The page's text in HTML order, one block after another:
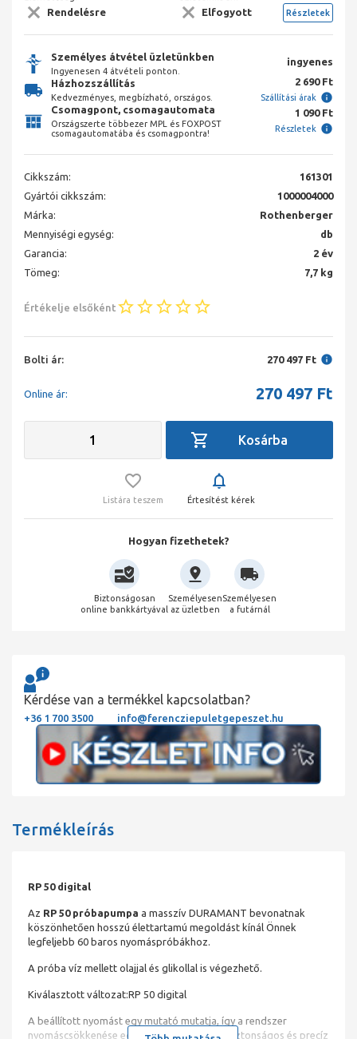
Rendelésre Elfogyott Részletek
Személyes átvétel üzletünkben
Ingyenesen 4 átvételi ponton.
ingyenes
Házhozszállítás
Kedvezményes, megbízható, országos.
2 690 Ft
Szállítási árak
Csomagpont, csomagautomata
Országszerte többezer MPL és FOXPOST
csomagautomatába és csomagpontra!
1 090 Ft
Részletek
Cikkszám:
161301
Gyártói cikkszám:
1000004000
Márka:
Rothenberger
Mennyiségi egység:
db
Garancia:
2 év
Tömeg:
7,7 kg
Értékelje elsőként
Bolti ár: 270 497 Ft
Online ár: 270 497 Ft
Listára teszem Értesítést kérek
Hogyan fizethetek?
Biztonságosan
online bankkártyával
Személyesen
az üzletben
Személyesen
a futárnál
Kérdése van a termékkel kapcsolatban?
+36 1 700 3500 info@ferencziepuletgepeszet.hu
Termékleírás
RP 50 digital
Az RP 50 próbapumpa a masszív DURAMANT bevonatnak
köszönhetően hosszú élettartamú megoldást kínál Önnek
legfeljebb 60 baros nyomáspróbákhoz.
A próba víz mellett olajjal és glikollal is végezhető.
Kiválasztott változat:RP 50 digital
A beállított nyomást egy mutató mutatja, így a rendszer
nyomáscsökkenése egyszerűen észlelhető Biztonságos és precíz